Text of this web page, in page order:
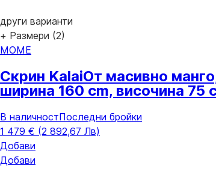
други варианти
+ Размери (2)
MOME
Скрин KalaiОт масивно
ширина 160 cm, височина 75
В наличностПоследни бройки
1 479 € (2 892,67 Лв)
Добави
Добави